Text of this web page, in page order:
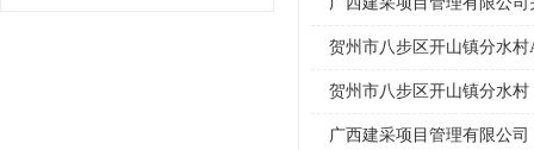
贺州市八步区开山镇分水